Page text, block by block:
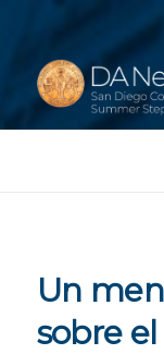
Un
sobre